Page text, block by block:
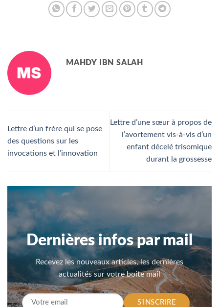
MAHDY IBN SALAH
Lettre d’un frère qui se pose
des questions sur les
invocations et l’innovation
Lettre d’une sœur à propos de
l’avortement vis-à-vis d’un
enfant décelé trisomique
durant la grossesse
Dernières infos par mail
Recevez les nouveaux articles, les dernières
actualités sur votre boite mail
S'INSCRIRE